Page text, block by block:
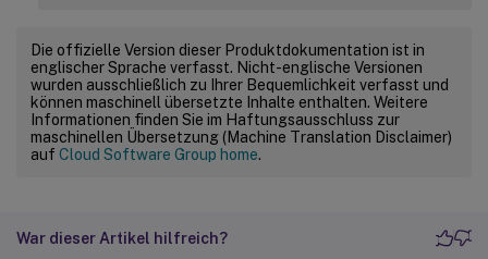
Die offizielle Version dieser Produktdokumentation ist in
englischer Sprache verfasst. Nicht-englische Versionen
wurden ausschließlich zu Ihrer Bequemlichkeit verfasst und
können maschinell übersetzte Inhalte enthalten. Weitere
Informationen finden Sie im Haftungsausschluss zur
maschinellen Übersetzung (Machine Translation Disclaimer)
auf Cloud Software Group home.
War dieser Artikel hilfreich?